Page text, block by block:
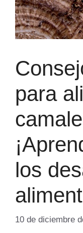
para
los
10 de diciembre